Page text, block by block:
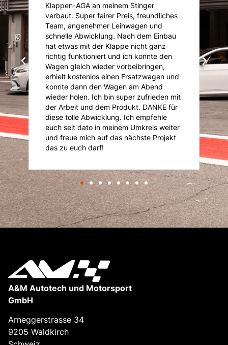
und
mit
für
Immatrikulation meines umgebauten
Importfahrzeuges. Von der Abholung
über die Vorführung bis hin zum Service.
Absolut Sach und Fachkundig im Bereich
Tuning, Eintragungen und Zulassung.
Kompetente Beratung und super
Kommunikation. Gerade mit speziellen
Anliegen ist man hier Richtig. Kann mich
nur weiterempfehlen. Vielen Dank und
jeder Zeit wieder gern..!!!!
A&M Autotech und Motorsport
GmbH
Arneggerstrasse 34
9205 Waldkirch